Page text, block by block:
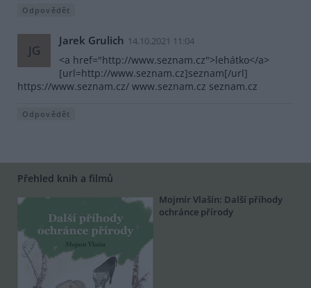
Odpovědět
JG
Jarek Grulich 14.10.2021 11:04
<a href="http://www.seznam.cz">lehátko</a>
[url=http://www.seznam.cz]seznam[/url]
https://www.seznam.cz/ www.seznam.cz seznam.cz
Odpovědět
Přehled knih a filmů
Mojmír Vlašín: Další příhody
ochránce přírody